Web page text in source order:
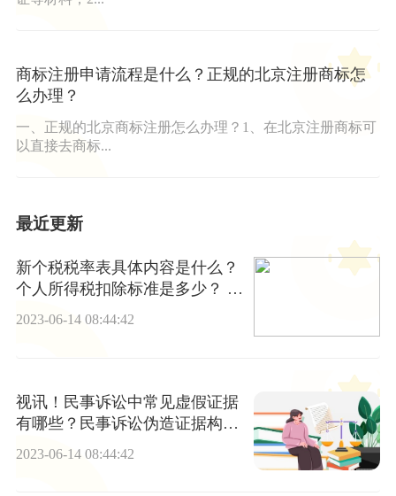
商标注册申请流程是什么？正规的北京注册商标怎
么办理？
一、正规的北京商标注册怎么办理？1、在北京注册商标可
以直接去商标...
最近更新
新个税税率表具体内容是什么？
个人所得税扣除标准是多少？ 天
天播资讯
2023-06-14 08:44:42
视讯！民事诉讼中常见虚假证据
有哪些？民事诉讼伪造证据构成
2023-06-14 08:44:42